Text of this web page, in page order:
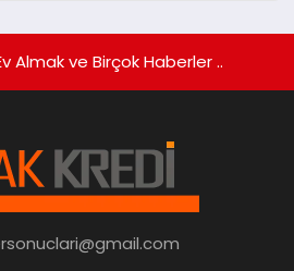
Almak ve Birçok Haberler ..